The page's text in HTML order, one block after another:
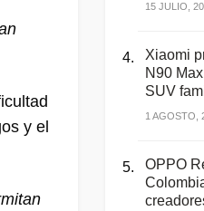
y el
15 JULIO,
Xiaomi
N90
SUV
1 AGOSTO,
OPPO